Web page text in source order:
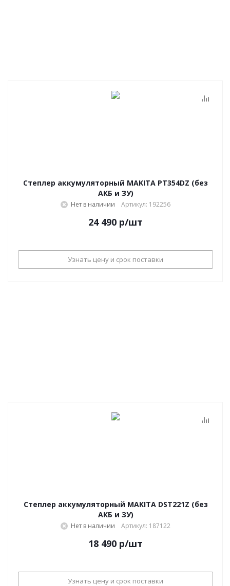
Степлер аккумуляторный MAKITA PT354DZ (без
АКБ и ЗУ)
Нет в наличии Артикул: 192256
24 490 р/шт
Узнать цену и срок поставки
Степлер аккумуляторный MAKITA DST221Z (без
АКБ и ЗУ)
Нет в наличии Артикул: 187122
18 490 р/шт
Узнать цену и срок поставки